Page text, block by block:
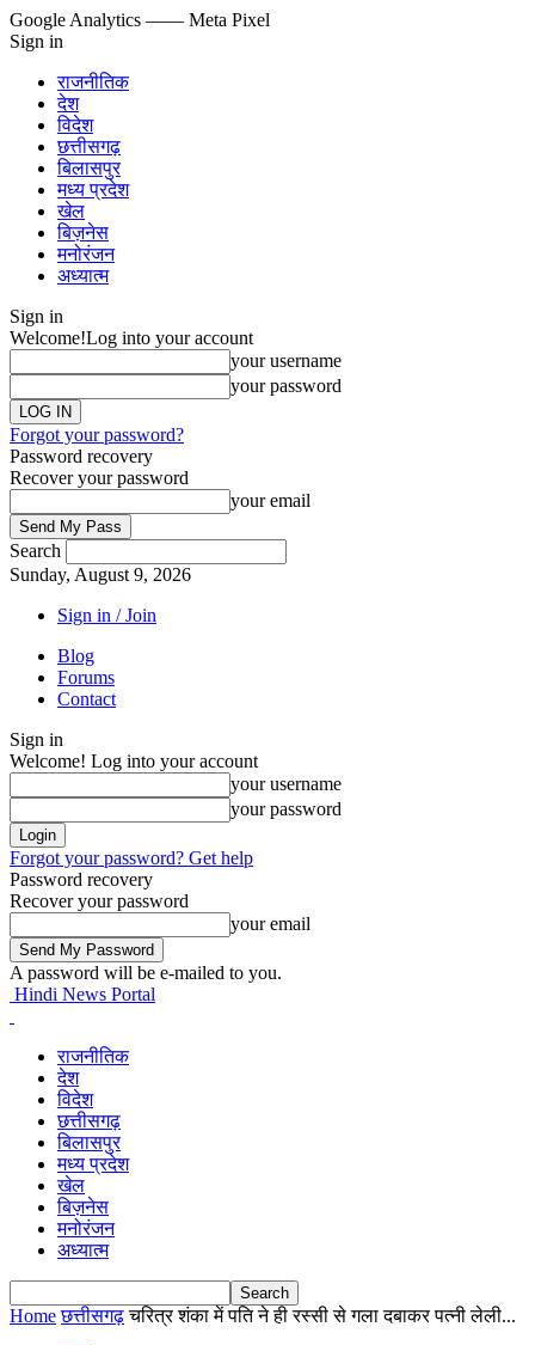
Google Analytics —— Meta Pixel
Sign in
राजनीतिक
देश
विदेश
छत्तीसगढ़
बिलासपुर
मध्य प्रदेश
खेल
बिज़नेस
मनोरंजन
अध्यात्म
Sign in
Welcome!Log into your account
your username
your password
Forgot your password?
Password recovery
Recover your password
your email
Search
Sunday, August 9, 2026
Sign in / Join
Blog
Forums
Contact
Sign in
Welcome! Log into your account
your username
your password
Forgot your password? Get help
Password recovery
Recover your password
your email
A password will be e-mailed to you.
Hindi News Portal
राजनीतिक
देश
विदेश
छत्तीसगढ़
बिलासपुर
मध्य प्रदेश
खेल
बिज़नेस
मनोरंजन
अध्यात्म
Home छत्तीसगढ़ चरित्र शंका में पति ने ही रस्सी से गला दबाकर पत्नी लेली...